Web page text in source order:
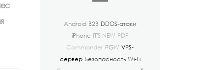
Android B2B DDOS-атаки
iPhone IT'S NEW PDF
Commander PGW VPS-
сервер Безопасность Wi-Fi